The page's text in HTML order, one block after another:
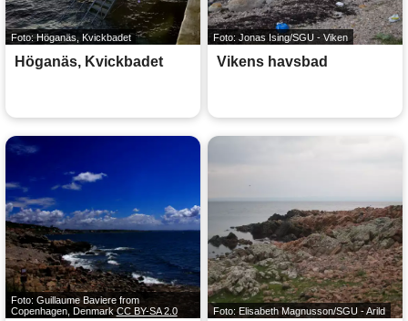
Foto: Höganäs, Kvickbadet
Höganäs, Kvickbadet
Foto: Jonas Ising/SGU - Viken
Vikens havsbad
Foto: Guillaume Baviere from
Copenhagen, DenmarkCC BY-SA 2.0 Foto: Elisabeth Magnusson/SGU - Arild